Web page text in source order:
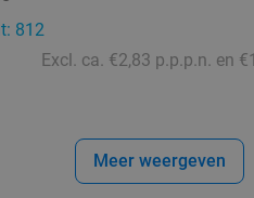
812
Excl. ca. €2,83 p.p.p.n. en
Meer weergeven